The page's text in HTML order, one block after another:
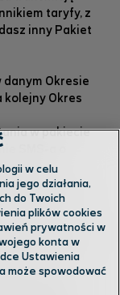
taryfy, z
inny Pakiet
Okresie
kolejny Okres
w pakiecie
SMS-a o
- 0 zł)
usługi - po
ona
zacznie
pakietu
w celu
jego działania,
do Twoich
plików cookies
prywatności w
konta w
Ustawienia
może spowodować